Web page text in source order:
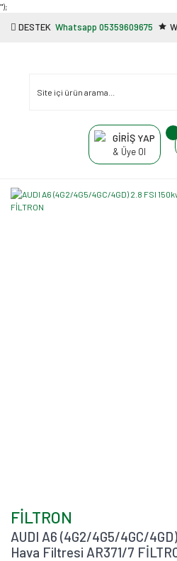
"');
DESTEK Whatsapp 05359609675
GİRİŞ YAP
& Üye Ol
FİLTRON
AUDI A6 (4G2/4G5/4GC/
Hava Filtresi AR371/7